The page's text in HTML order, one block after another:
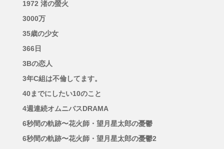
1972 渚の螢火
3000万
35歳の少女
366日
3Bの恋人
3年C組は不倫してます。
40までにしたい10のこと
4週連続オムニバスDRAMA
6秒間の軌跡〜花火師・望月星太郎の憂鬱
6秒間の軌跡〜花火師・望月星太郎の憂鬱2